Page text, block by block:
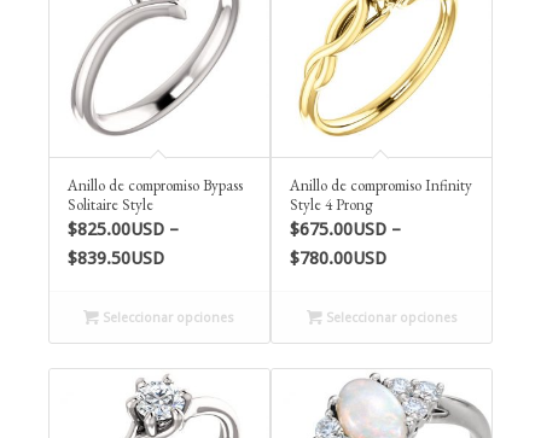
Anillo de compromiso Bypass
Solitaire Style
$825.00USD –
$839.50USDPrice
$825.00USD
through
$839.50USD
Seleccionar opciones
Anillo de compromiso Infinity
Style 4 Prong
$675.00USD –
$780.00USDPrice
$675.00USD
through
$780.00USD
Seleccionar opciones